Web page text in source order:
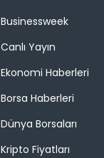
Businessweek
Canlı Yayın
Ekonomi Haberleri
Borsa Haberleri
Dünya Borsaları
Kripto Fiyatları